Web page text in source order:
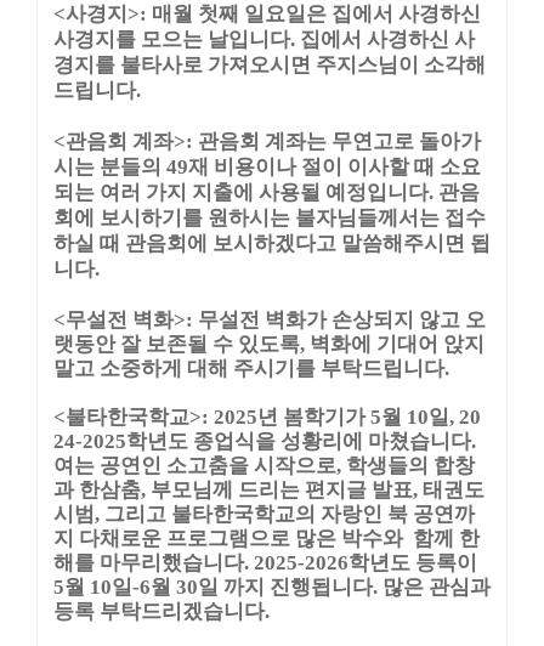
<사경지>: 매월 첫째 일요일은 집에서 사경하신
사경지를 모으는 날입니다. 집에서 사경하신 사
경지를 불타사로 가져오시면 주지스님이 소각해
드립니다.
<관음회 계좌>: 관음회 계좌는 무연고로 돌아가
시는 분들의 49재 비용이나 절이 이사할 때 소요
되는 여러 가지 지출에 사용될 예정입니다. 관음
회에 보시하기를 원하시는 불자님들께서는 접수
하실 때 관음회에 보시하겠다고 말씀해주시면 됩
니다.
<무설전 벽화>: 무설전 벽화가 손상되지 않고 오
랫동안 잘 보존될 수 있도록, 벽화에 기대어 앉지
말고 소중하게 대해 주시기를 부탁드립니다.
<불타한국학교>: 2025년 봄학기가 5월 10일, 20
24-2025학년도 종업식을 성황리에 마쳤습니다.
여는 공연인 소고춤을 시작으로, 학생들의 합창
과 한삼춤, 부모님께 드리는 편지글 발표, 태권도
시범, 그리고 불타한국학교의 자랑인 북 공연까
지 다채로운 프로그램으로 많은 박수와 함께 한
해를 마무리했습니다. 2025-2026학년도 등록이
5월 10일-6월 30일 까지 진행됩니다. 많은 관심과
등록 부탁드리겠습니다.